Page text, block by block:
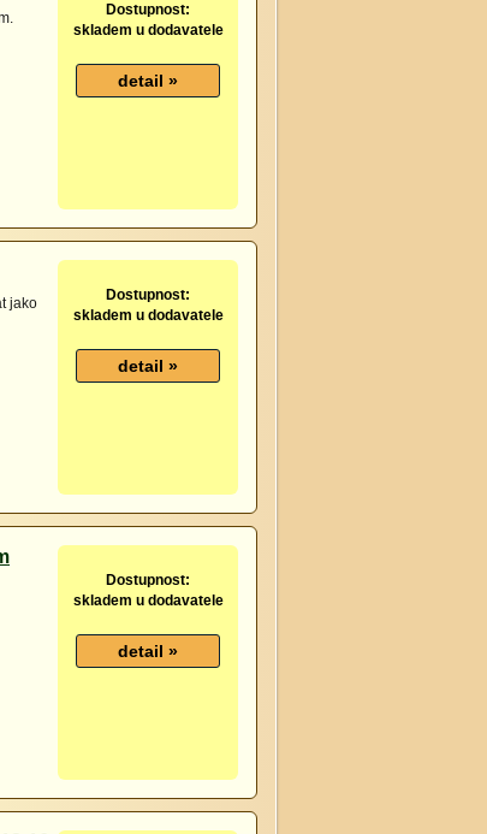
Dostupnost:
skladem u dodavatele
jako
Dostupnost:
skladem u dodavatele
Dostupnost:
skladem u dodavatele